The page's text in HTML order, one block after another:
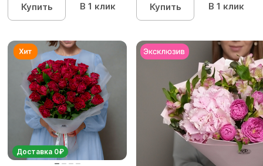
Купить В 1 клик Купить В 1 клик
Доставка 0₽